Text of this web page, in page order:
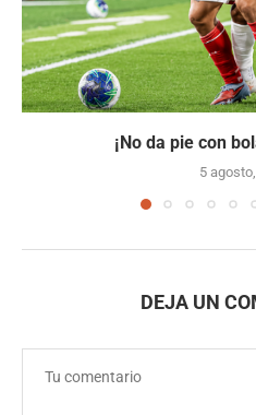
¡No da pie con
5
DEJA UN